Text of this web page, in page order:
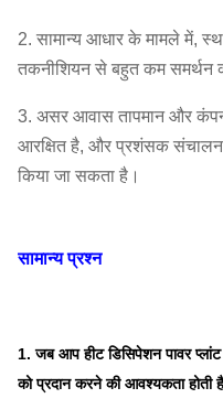
2. सामान्य आधार के मामले में,
तकनीशियन से बहुत कम समर्थन
3. असर आवास तापमान और
आरक्षित है, और प्रशंसक संचालन
किया जा सकता है।
सामान्य प्रश्न
1. जब आप हीट डिसिपेशन पावर
को प्रदान करने की आवश्यकता होती